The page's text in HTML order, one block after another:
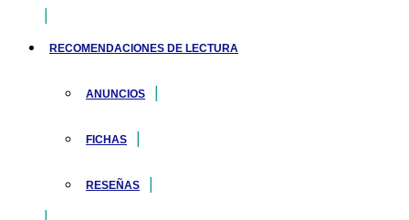
RECOMENDACIONES DE LECTURA
ANUNCIOS
FICHAS
RESEÑAS